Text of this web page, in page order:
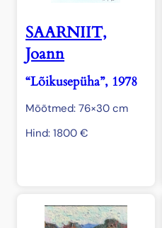
SAARNIIT,
Joann
“Lõikusepüha”, 1978
Mõõtmed: 76×30 cm
Hind: 1800 €